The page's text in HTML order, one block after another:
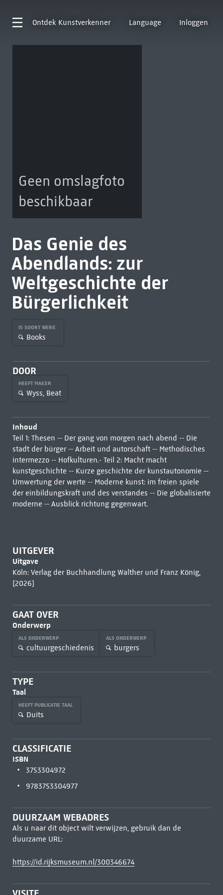
Ontdek Kunstverkenner Language Inloggen
Geen omslagfoto
beschikbaar
Das Genie des
Abendlands: zur
Weltgeschichte der
Bürgerlichkeit
IS SOORT WERK
Books
DOOR
HEEFT MAKER
Wyss, Beat
Inhoud
Teil 1: Thesen -- Der gang von morgen nach abend -- Die
stadt der bürger -- Arbeit und autorschaft -- Methodisches
intermezzo -- Hofkulturen.- Teil 2: Macht macht
kunstgeschichte -- Kurze geschichte der kunstautonomie --
Umwertung der werte -- Moderne kunst: im freien spiele
der einbildungskraft und des verstandes -- Die globalisierte
moderne -- Ausblick richtung gegenwart.
UITGEVER
Uitgave
Köln: Verlag der Buchhandlung Walther und Franz König,
[2026]
GAAT OVER
Onderwerp
ALS ONDERWERP
cultuurgeschiedenis
ALS ONDERWERP
burgers
TYPE
Taal
HEEFT PUBLICATIE TAAL
Duits
CLASSIFICATIE
ISBN
3753304972
9783753304977
DUURZAAM WEBADRES
Als u naar dit object wilt verwijzen, gebruik dan de
duurzame URL:
https://id.rijksmuseum.nl/300346674